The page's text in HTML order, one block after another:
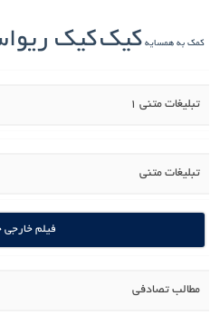
کمک به همسایه کیککیک
تبلیغات متنی 1
تبلیغات متنی
فیلم خارجی
مطالب تصادفی